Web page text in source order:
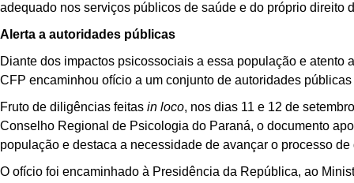
adequado nos serviços públicos de saúde e do próprio
Alerta a autoridades públicas
Diante dos impactos psicossociais a essa população e
CFP encaminhou ofício a um conjunto de autoridades
Fruto de diligências feitas in loco, nos dias 11 e 12 de
Conselho Regional de Psicologia do Paraná, o documento
população e destaca a necessidade de avançar o processo
O ofício foi encaminhado à Presidência da República, ao